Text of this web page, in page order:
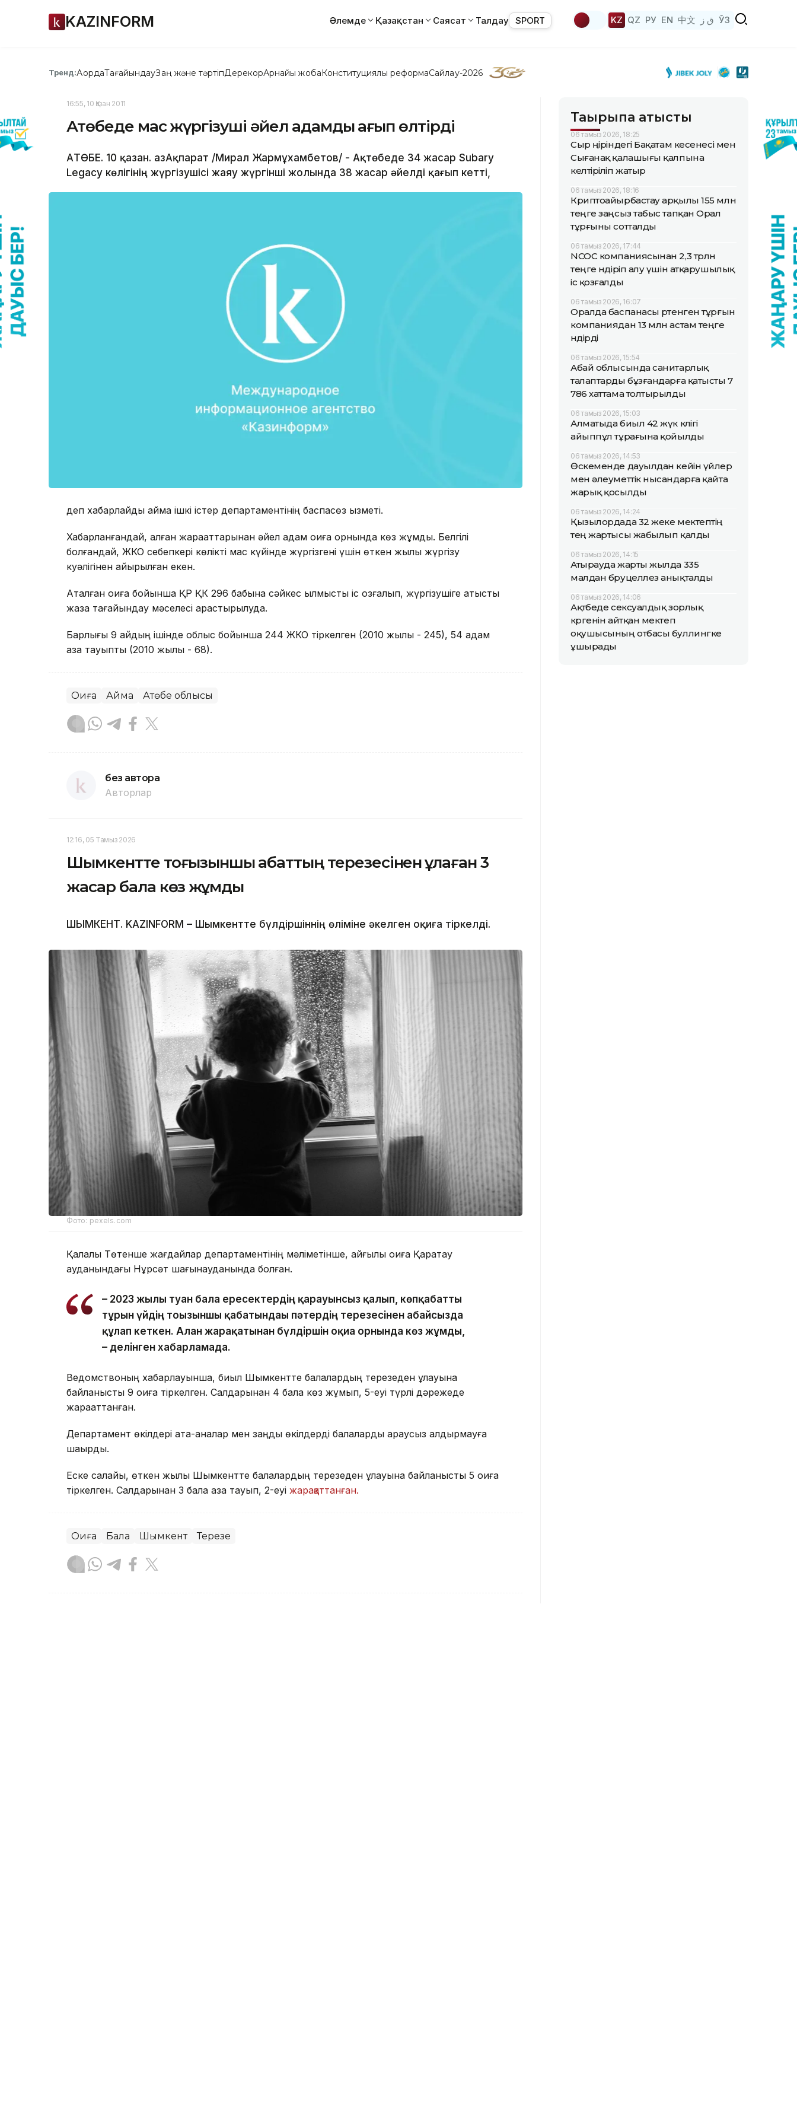
KAZINFORM Әлемде Қазақстан Саясат Талдау SPORT KZ QZ РУ EN 中文 ق ز ЎЗ
Тренд:АқордаТағайындауЗаң және тәртіпДерекқорАрнайы жобаКонституциялық реформаСайлау-2026
16:55, 10 Қазан 2011
Ақтөбеде мас жүргізуші әйел адамды қағып өлтірді
АҚТӨБЕ. 10 қазан. ҚазАқпарат /Мирал Жармұхамбетов/ - Ақтөбеде 34 жасар Subary
Legacy көлігінің жүргізушісі жаяу жүргінші жолында 38 жасар әйелді қағып кетті,
деп хабарлайды аймақ ішкі істер департаментінің баспасөз қызметі.
Хабарланғандай, алған жарақаттарынан әйел адам оқиға орнында көз жұмды. Белгілі
болғандай, ЖКО себепкері көлікті мас күйінде жүргізгені үшін өткен жылы жүргізу
куәлігінен айырылған екен.
Аталған оқиға бойынша ҚР ҚК 296 бабына сәйкес қылмыстық іс қозғалып, жүргізушіге қатысты
жаза тағайындау мәселесі қарастырылуда.
Барлығы 9 айдың ішінде облыс бойынша 244 ЖКО тіркелген (2010 жылы - 245), 54 адам
қаза тауыпты (2010 жылы - 68).
Оқиға Аймақ Ақтөбе облысы
без автора
Авторлар
12:16, 05 Тамыз 2026
Шымкентте тоғызыншы қабаттың терезесінен құлаған 3
жасар бала көз жұмды
ШЫМКЕНТ. KAZINFORM – Шымкентте бүлдіршіннің өліміне әкелген оқиға тіркелді.
Фото: pexels.com
Қалалық Төтенше жағдайлар департаментінің мәліметінше, қайғылы оқиға Қаратау
ауданындағы Нұрсәт шағынауданында болған.
– 2023 жылы туған бала ересектердің қарауынсыз қалып, көпқабатты
тұрғын үйдің тоғызыншы қабатындағы пәтердің терезесінен абайсызда
құлап кеткен. Алған жарақатынан бүлдіршін оқиға орнында көз жұмды,
– делінген хабарламада.
Ведомствоның хабарлауынша, биыл Шымкентте балалардың терезеден құлауына
байланысты 9 оқиға тіркелген. Салдарынан 4 бала көз жұмып, 5-еуі түрлі дәрежеде
жарақаттанған.
Департамент өкілдері ата-аналар мен заңды өкілдерді балаларды қараусыз қалдырмауға
шақырды.
Еске салайық, өткен жылы Шымкентте балалардың терезеден құлауына байланысты 5 оқиға
тіркелген. Салдарынан 3 бала қаза тауып, 2-еуі жарақаттанған.
Оқиға Бала Шымкент Терезе
Тақырыпқа қатысты
06 тамыз 2026, 18:25
Сыр өңіріндегі Бақатам кесенесі мен
Сығанақ қалашығы қалпына
келтіріліп жатыр
06 тамыз 2026, 18:16
Криптоайырбастау арқылы 155 млн
теңге заңсыз табыс тапқан Орал
тұрғыны сотталды
06 тамыз 2026, 17:44
NCOC компаниясынан 2,3 трлн
теңге өндіріп алу үшін атқарушылық
іс қозғалды
06 тамыз 2026, 16:07
Оралда баспанасы өртенген тұрғын
компаниядан 13 млн астам теңге
өндірді
06 тамыз 2026, 15:54
Абай облысында санитарлық
талаптарды бұзғандарға қатысты 7
786 хаттама толтырылды
06 тамыз 2026, 15:03
Алматыда биыл 42 жүк көлігі
айыппұл тұрағына қойылды
06 тамыз 2026, 14:53
Өскеменде дауылдан кейін үйлер
мен әлеуметтік нысандарға қайта
жарық қосылды
06 тамыз 2026, 14:24
Қызылордада 32 жеке мектептің
тең жартысы жабылып қалды
06 тамыз 2026, 14:15
Атырауда жарты жылда 335
малдан бруцеллез анықталды
06 тамыз 2026, 14:06
Ақтөбеде сексуалдық зорлық
көргенін айтқан мектеп
оқушысының отбасы буллингке
ұшырады